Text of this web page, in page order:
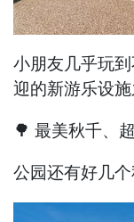
小朋友几乎玩
迎的新游乐设施
🌳 最美秋千、
公园还有好几个